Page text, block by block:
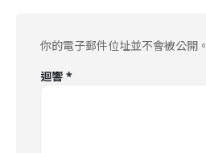
你的電子郵件位址並不會被公開。
迴響 *